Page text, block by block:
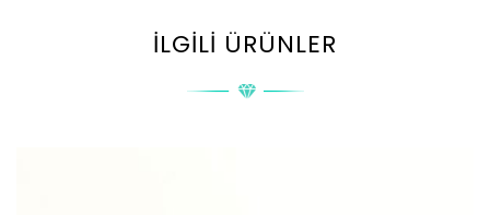
İLGILI ÜRÜNLER